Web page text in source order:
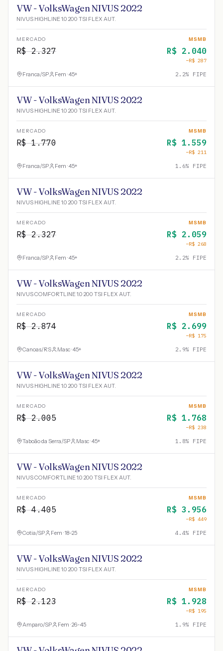
VW - VolksWagen NIVUS 2022
NIVUS HIGHLINE 1.0 200 TSI FLEX AUT.
MERCADO
R$2.327
MSMB
R$ 2.040
−R$ 287
Franca/SP Fem · 45+ 2.2% FIPE
VW - VolksWagen NIVUS 2022
NIVUS HIGHLINE 1.0 200 TSI FLEX AUT.
MERCADO
R$1.770
MSMB
R$ 1.559
−R$ 211
Franca/SP Fem · 45+ 1.6% FIPE
VW - VolksWagen NIVUS 2022
NIVUS HIGHLINE 1.0 200 TSI FLEX AUT.
MERCADO
R$2.327
MSMB
R$ 2.059
−R$ 268
Franca/SP Fem · 45+ 2.2% FIPE
VW - VolksWagen NIVUS 2022
NIVUS COMFORTLINE 1.0 200 TSI FLEX AUT.
MERCADO
R$2.874
MSMB
R$ 2.699
−R$ 175
Canoas/RS Masc · 45+ 2.9% FIPE
VW - VolksWagen NIVUS 2022
NIVUS HIGHLINE 1.0 200 TSI FLEX AUT.
MERCADO
R$2.005
MSMB
R$ 1.768
−R$ 238
Taboão da Serra/SP Masc · 45+ 1.8% FIPE
VW - VolksWagen NIVUS 2022
NIVUS COMFORTLINE 1.0 200 TSI FLEX AUT.
MERCADO
R$4.405
MSMB
R$ 3.956
−R$ 449
Cotia/SP Fem · 18-25 4.4% FIPE
VW - VolksWagen NIVUS 2022
NIVUS HIGHLINE 1.0 200 TSI FLEX AUT.
MERCADO
R$2.123
MSMB
R$ 1.928
−R$ 195
Amparo/SP Fem · 26-45 1.9% FIPE